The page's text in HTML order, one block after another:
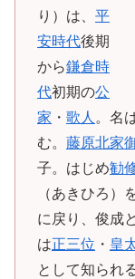
り）は、 平
安時代後期
から鎌倉時
代初期の公
家 ・ 歌人。名
む。 藤原北家
子。はじめ勧
（あきひろ）
に戻り、俊成
は正三位 ・ 皇
として知られ